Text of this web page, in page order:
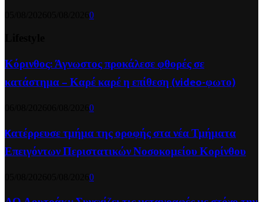
0
Κόρινθος: Άγνωστος προκάλεσε φθορές σε
κατάστημα – Καρέ καρέ η επίθεση (video-φωτο)
0
Kατέρρευσε τμήμα της οροφής στα νέα Τμήματα
Επειγόντων Περιστατικών Νοσοκομείου Κορίνθου
0